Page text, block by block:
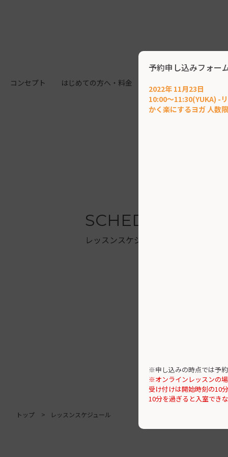
コンセプト はじめての方へ・料金
SCHEDULE
レッスンスケジュール
トップ レッスンスケジュール
予約申し込みフォー
2022年 11月23日
10:00～11:30(YUKA) -
かく楽にするヨガ 人数
※申し込みの時点では予
※オンラインレッスンの
受け付けは開始時刻の10
10分を過ぎると入室でき